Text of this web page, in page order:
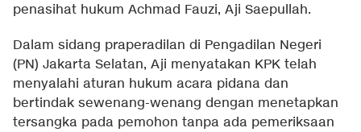
penasihat hukum Achmad Fauzi, Aji Saepullah.
Dalam sidang praperadilan di Pengadilan Negeri
(PN) Jakarta Selatan, Aji menyatakan KPK telah
menyalahi aturan hukum acara pidana dan
bertindak sewenang-wenang dengan menetapkan
tersangka pada pemohon tanpa ada pemeriksaan